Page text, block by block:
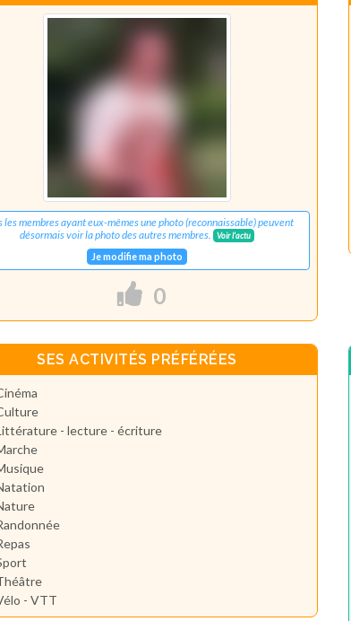
les membres ayant eux-mêmes une photo (reconnaissable) peuvent
désormais voir la photo des autres membres.
Voir l'actu
Je modifie ma photo
0
SES ACTIVITÉS PRÉFÉRÉES
- lecture - écriture
- VTT